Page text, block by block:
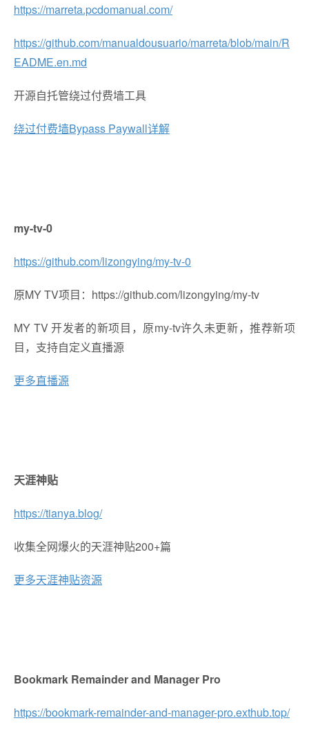
https://marreta.pcdomanual.com/
https://github.com/manualdousuario/marreta/blob/main/R
EADME.en.md
开源自托管绕过付费墙工具
绕过付费墙Bypass Paywall详解
my-tv-0
https://github.com/lizongying/my-tv-0
原MY TV项目：https://github.com/lizongying/my-tv
MY TV 开发者的新项目，原my-tv许久未更新，推荐新项
目，支持自定义直播源
更多直播源
天涯神贴
https://tianya.blog/
收集全网爆火的天涯神贴200+篇
更多天涯神贴资源
Bookmark Remainder and Manager Pro
https://bookmark-remainder-and-manager-pro.exthub.top/